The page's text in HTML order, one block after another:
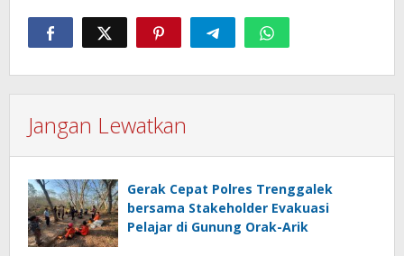
Jangan Lewatkan
Gerak Cepat Polres Trenggalek
bersama Stakeholder Evakuasi
Pelajar di Gunung Orak-Arik